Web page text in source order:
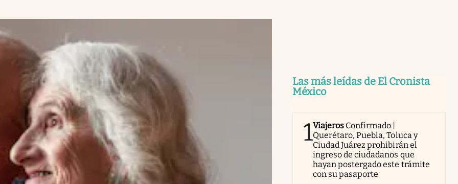
Las más leídas de El Cronista
México
1Viajeros Confirmado |
Querétaro, Puebla, Toluca y
Ciudad Juárez prohibirán el
ingreso de ciudadanos que
hayan postergado este trámite
con su pasaporte